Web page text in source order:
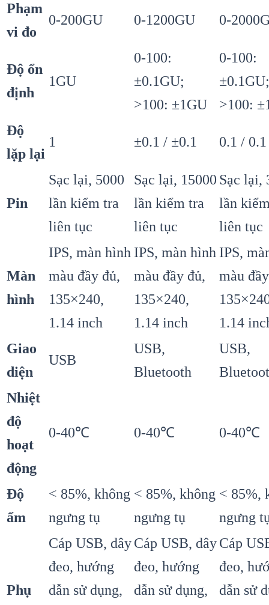
Phạm
vi đo
0-200GU 0-1200GU 0-
Độ ổn
định
1GU
0-100:
±0.1GU;
>100: ±1GU
0-100:
±0.1GU;
>100:
Độ
lặp lại
1 ±0.1 / ±0.1 0.1 / 0.1
Pin
Sạc lại, 5000
lần kiểm tra
liên tục
Sạc lại, 15000
lần kiểm tra
liên tục
Sạc lại,
lần
liên tục
Màn
hình
IPS, màn hình
màu đầy đủ,
135×240,
1.14 inch
IPS, màn hình
màu đầy đủ,
135×240,
1.14 inch
IPS,
màu
1.14
Giao
diện
USB
USB,
Bluetooth
USB,
Nhiệt
độ
hoạt
động
0-40℃ 0-40℃ 0-40℃
Độ
ẩm
< 85%, không
ngưng tụ
< 85%, không
ngưng tụ
< 85%,
ngưng
Phụ
Cáp USB, dây
đeo, hướng
dẫn sử dụng,
Cáp USB, dây
đeo, hướng
dẫn sử dụng,
Cáp
đeo,
dẫn sử